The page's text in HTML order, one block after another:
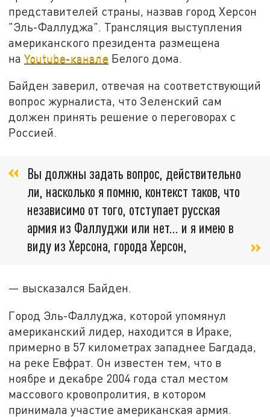
представителей страны, назвав город Херсон
"Эль-Фаллуджа". Трансляция выступления
американского президента размещена
наYoutube-канале Белого дома.
Байден заверил, отвечая на соответствующий
вопрос журналиста, что Зеленский сам
должен принять решение о переговорах с
Россией.
Вы должны задать вопрос, действительно
ли, насколько я помню, контекст таков, что
независимо от того, отступает русская
армия из Фаллуджи или нет... и я имею в
виду из Херсона, города Херсон,
— высказался Байден.
Город Эль-Фаллуджа, которой упомянул
американский лидер, находится в Ираке,
примерно в 57 километрах западнее Багдада,
на реке Евфрат. Он известен тем, что в
ноябре и декабре 2004 года стал местом
массового кровопролития, в котором
принимала участие американская армия.